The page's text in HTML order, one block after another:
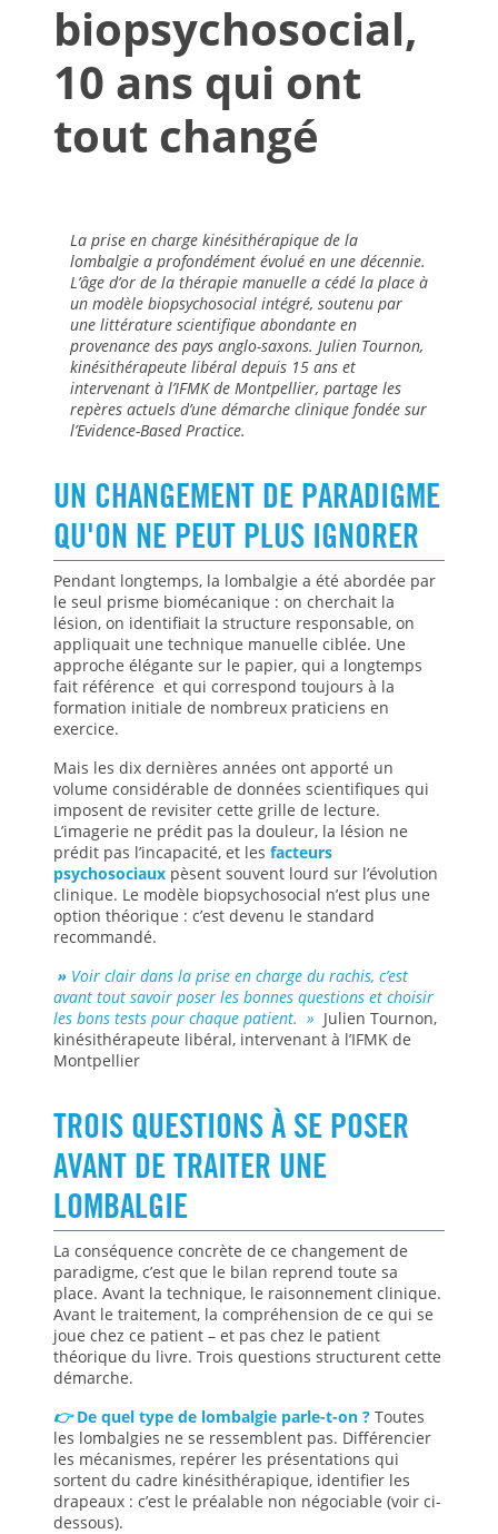
biopsychosocial,
10 ans qui ont
tout changé
La prise en charge kinésithérapique de la
lombalgie a profondément évolué en une décennie.
L’âge d’or de la thérapie manuelle a cédé la place à
un modèle biopsychosocial intégré, soutenu par
une littérature scientifique abondante en
provenance des pays anglo-saxons. Julien Tournon,
kinésithérapeute libéral depuis 15 ans et
intervenant à l’IFMK de Montpellier, partage les
repères actuels d’une démarche clinique fondée sur
l’Evidence-Based Practice.
UN CHANGEMENT DE PARADIGME
QU'ON NE PEUT PLUS IGNORER
Pendant longtemps, la lombalgie a été abordée par
le seul prisme biomécanique : on cherchait la
lésion, on identifiait la structure responsable, on
appliquait une technique manuelle ciblée. Une
approche élégante sur le papier, qui a longtemps
fait référence et qui correspond toujours à la
formation initiale de nombreux praticiens en
exercice.
Mais les dix dernières années ont apporté un
volume considérable de données scientifiques qui
imposent de revisiter cette grille de lecture.
L’imagerie ne prédit pas la douleur, la lésion ne
prédit pas l’incapacité, et les facteurs
psychosociaux pèsent souvent lourd sur l’évolution
clinique. Le modèle biopsychosocial n’est plus une
option théorique : c’est devenu le standard
recommandé.
» Voir clair dans la prise en charge du rachis, c’est
avant tout savoir poser les bonnes questions et choisir
les bons tests pour chaque patient. » Julien Tournon,
kinésithérapeute libéral, intervenant à l’IFMK de
Montpellier
TROIS QUESTIONS À SE POSER
AVANT DE TRAITER UNE
LOMBALGIE
La conséquence concrète de ce changement de
paradigme, c’est que le bilan reprend toute sa
place. Avant la technique, le raisonnement clinique.
Avant le traitement, la compréhension de ce qui se
joue chez ce patient – et pas chez le patient
théorique du livre. Trois questions structurent cette
démarche.
👉De quel type de lombalgie parle-t-on ? Toutes
les lombalgies ne se ressemblent pas. Différencier
les mécanismes, repérer les présentations qui
sortent du cadre kinésithérapique, identifier les
drapeaux : c’est le préalable non négociable (voir ci-
dessous).